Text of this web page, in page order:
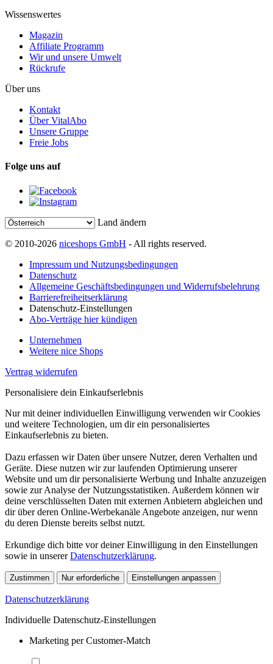
Wissenswertes
Magazin
Affiliate Programm
Wir und unsere Umwelt
Rückrufe
Über uns
Kontakt
Über VitalAbo
Unsere Gruppe
Freie Jobs
Folge uns auf
Land ändern
© 2010-2026 niceshops GmbH - All rights reserved.
Impressum und Nutzungsbedingungen
Datenschutz
Allgemeine Geschäftsbedingungen und Widerrufsbelehrung
Barrierefreiheitserklärung
Datenschutz-Einstellungen
Abo-Verträge hier kündigen
Unternehmen
Weitere nice Shops
Vertrag widerrufen
Personalisiere dein Einkaufserlebnis
Nur mit deiner individuellen Einwilligung verwenden wir Cookies
und weitere Technologien, um dir ein personalisiertes
Einkaufserlebnis zu bieten.
Dazu erfassen wir Daten über unsere Nutzer, deren Verhalten und
Geräte. Diese nutzen wir zur laufenden Optimierung unserer
Website und um dir personalisierte Werbung und Inhalte anzuzeigen
sowie zur Analyse der Nutzungsstatistiken. Außerdem können wir
deine verschlüsselten Daten mit externen Anbietern abgleichen und
dir über deren Online-Werbekanäle Angebote anzeigen, nur wenn
du deren Dienste bereits selbst nutzt.
Erkundige dich bitte vor deiner Einwilligung in den Einstellungen
sowie in unsererDatenschutzerklärung.
Zustimmen Nur erforderliche Einstellungen anpassen
Datenschutzerklärung
Individuelle Datenschutz-Einstellungen
Marketing per Customer-Match